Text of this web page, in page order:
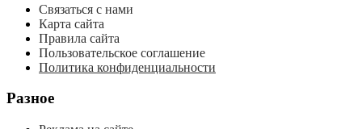
Связаться с нами
Карта сайта
Правила сайта
Пользовательское соглашение
Политика конфиденциальности
Разное